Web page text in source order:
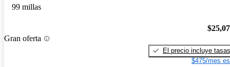
99 millas
Gran oferta
El precio incluye tasas
$475/mes